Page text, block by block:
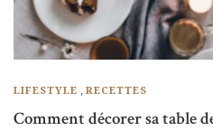
LIFESTYLE RECETTES
Comment décorer sa table